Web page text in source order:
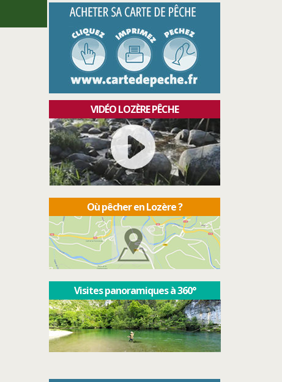
VIDÉO LOZÈRE PÊCHE
Où pêcher en Lozère ?
Visites panoramiques à 360°